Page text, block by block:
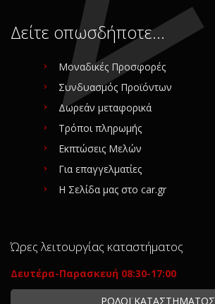
Δείτε οπωσδήποτε…
Μοναδικές Προσφορές
Συνδυασμός Προϊόντων
Δωρεάν μεταφορικά
Τρόποι πληρωμής
Εκπτώσεις Μελών
Για επαγγελματίες
Η Σελίδα μας στο car.gr
Ώρες λειτουργίας καταστήματος
Δευτέρα-Παρασκευή 08:30-17:00
ΡΟΛΟΪ ΚΑΤΑΣΤΗΜΑΤΟΣ